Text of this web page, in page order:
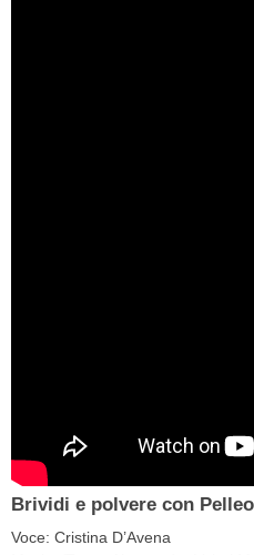
Brividi e polvere con
Voce: Cristina D’Avena